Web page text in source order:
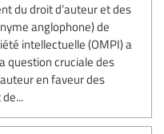
du droit d’auteur et des
anglophone) de
intellectuelle (OMPI) a
question cruciale des
en faveur des